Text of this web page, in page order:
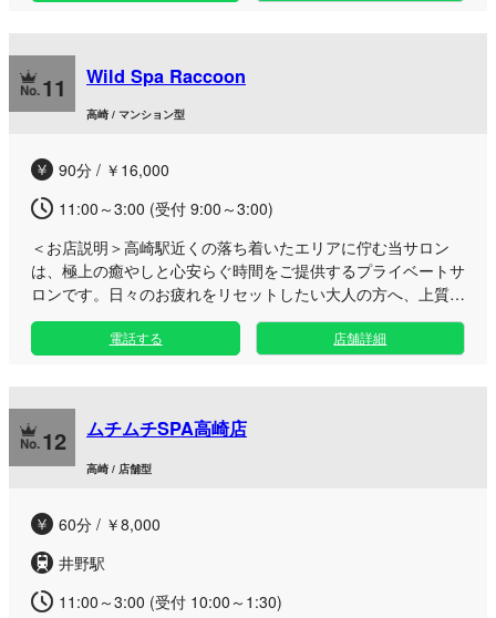
心配りと、優しさ溢れる全身オイルマッサージで、お疲れの心
と体をじっくりほぐします。お時間の許す限り贅沢なひと時を
ご堪能いただけますので、一日の締めくくりや疲れた身体のリ
フレッシュにぜひご利用ください。
11 Wild Spa Raccoon
高崎 / マンション型
90分 / ￥16,000
11:00～3:00 (受付 9:00～3:00)
＜お店説明＞高崎駅近くの落ち着いたエリアに佇む当サロン
は、極上の癒やしと心安らぐ時間をご提供するプライベートサ
ロンです。日々のお疲れをリセットしたい大人の方へ、上質な
空間をご用意しております。 洗練された完全個室で、周りを
気にせずゆったりとお過ごしいただけます。お一人おひとりの
状態に合わせた丁寧な施術で、お体も心もじっくりとほぐして
レッシュなど、ご自身のライフスタイルに合わせてお気軽にご
利用いただけます。高崎ルームならではの落ち着いた空間で、
至福のひとときをお過ごしください。
電話する 店舗詳細
12 ムチムチSPA高崎店
高崎 / 店舗型
60分 / ￥8,000
井野駅
11:00～3:00 (受付 10:00～1:30)